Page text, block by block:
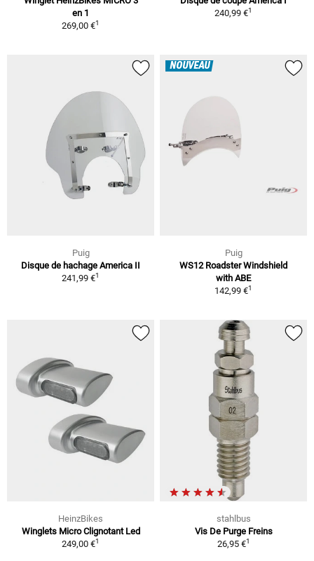
en 1
269,00 €1
240,99 €1
Puig
Disque de hachage America II
241,99 €1
NOUVEAU
Puig
WS12 Roadster Windshield
with ABE
142,99 €1
HeinzBikes
Winglets Micro Clignotant Led
249,00 €1
stahlbus
Vis De Purge Freins
26,95 €1